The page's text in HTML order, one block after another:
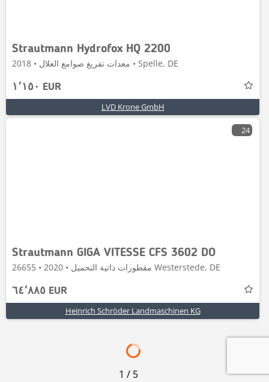
Strautmann Hydrofox HQ 2200
معدات تفريغ صوامع الغلال • 2018 • Spelle, DE
١٬١٥٠ EUR
LVD Krone GmbH
24
Strautmann GIGA VITESSE CFS 3602 DO
مقطورات ذاتية التحميل • 2020 • 26655 Westerstede, DE
٦٤٬٨٨٥ EUR
Heinrich Schröder Landmaschinen KG
1 / 5